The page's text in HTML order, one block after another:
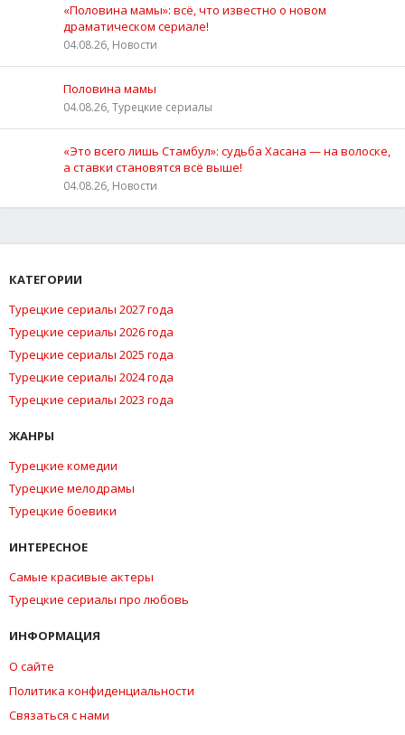
«Половина мамы»: всё, что известно о новом
драматическом сериале!
04.08.26, Новости
Половина мамы
04.08.26, Турецкие сериалы
«Это всего лишь Стамбул»: судьба Хасана — на волоске,
а ставки становятся всё выше!
04.08.26, Новости
КАТЕГОРИИ
Турецкие сериалы 2027 года
Турецкие сериалы 2026 года
Турецкие сериалы 2025 года
Турецкие сериалы 2024 года
Турецкие сериалы 2023 года
ЖАНРЫ
Турецкие комедии
Турецкие мелодрамы
Турецкие боевики
ИНТЕРЕСНОЕ
Самые красивые актеры
Турецкие сериалы про любовь
ИНФОРМАЦИЯ
О сайте
Политика конфиденциальности
Связаться с нами